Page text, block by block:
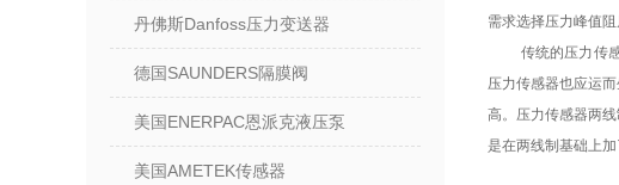
丹佛斯Danfoss压力变送器
德国SAUNDERS隔膜阀
美国ENERPAC恩派克液压泵
美国AMETEK传感器
需求选择压力峰值阻
传统的压力传
压力传感器也应运
高。压力传感器两
是在两线制基础上加